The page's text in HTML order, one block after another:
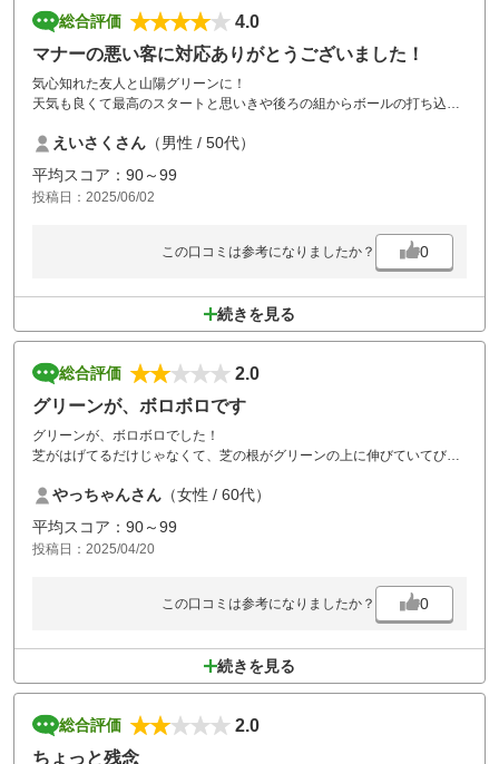
総合評価
4.0
マナーの悪い客に対応ありがとうございました！
気心知れた友人と山陽グリーンに！
天気も良くて最高のスタートと思いきや後ろの組からボールの打ち込み
1ホール目から真後ろ付近にボールを打ち込んできて後ろを振り返って
もリアクション無し
次のホールはカートを超えてボールが飛んできたので危険を感じてスタ
ッフさんにすぐ電話
その影響でスコアもボロボロ
せっかくのゴルフなのに気分悪くなりましたがスタッフさんの迅速な対
食事も美味しくてまた来ます♪
ただ打ち込んできたにも関わらず偉そうにしている人間とは関わり合い
たくないです‥
えいさくさん （男性 / 50代）
平均スコア：90～99
投稿日：2025/06/02
この口コミは参考になりましたか？ 0
続きを見る
総合評価
2.0
グリーンが、ボロボロです
グリーンが、ボロボロでした！
芝がはげてるだけじゃなくて、芝の根がグリーンの上に伸びていてびっ
グリーンに穴までほげていて、パターの感覚が変になりました。
もう少し手入れが必須です。
やっちゃんさん （女性 / 60代）
平均スコア：90～99
投稿日：2025/04/20
この口コミは参考になりましたか？ 0
続きを見る
総合評価
2.0
ちょっと残念